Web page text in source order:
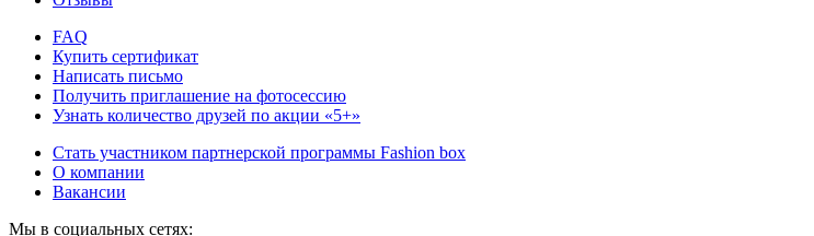
FAQ
Купить сертификат
Написать письмо
Получить приглашение на фотосессию
Узнать количество друзей по акции «5+»
Стать участником партнерской программы Fashion box
О компании
Вакансии
Мы в социальных сетях: